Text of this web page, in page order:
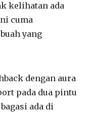
kelihatan ada
cuma
yang
dengan aura
pada dua pintu
ada di